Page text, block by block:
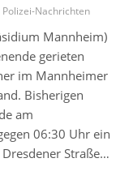
Polizei-Nachrichten
Mannheim)
gerieten
im Mannheimer
Bisherigen
am
06:30 Uhr ein
Straße…